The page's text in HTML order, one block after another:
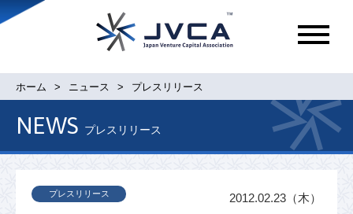
メ
ュ
ホーム ニュース プレスリリース
NEWS プレスリリース
プレスリリース 2012.02.23（木）